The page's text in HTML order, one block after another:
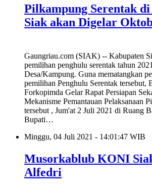
Pilkampung Serentak
Siak akan Digelar
Gaungriau.com (SIAK) -- Kabupaten
pemilihan penghulu serentak tahun
Desa/Kampung. Guna mematangkan
pemilihan Penghulu Serentak tersebut,
Forkopimda Gelar Rapat Persiapan
Mekanisme Pemantauan Pelaksanaan
tersebut , Jum'at 2 Juli 2021 di Ruang
Bupati…
Minggu, 04 Juli 2021 - 14:01:47 WIB
Musorkablub KONI
Alfedri